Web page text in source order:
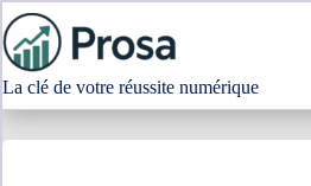
Passer
au
contenu
La clé de votre réussite numérique